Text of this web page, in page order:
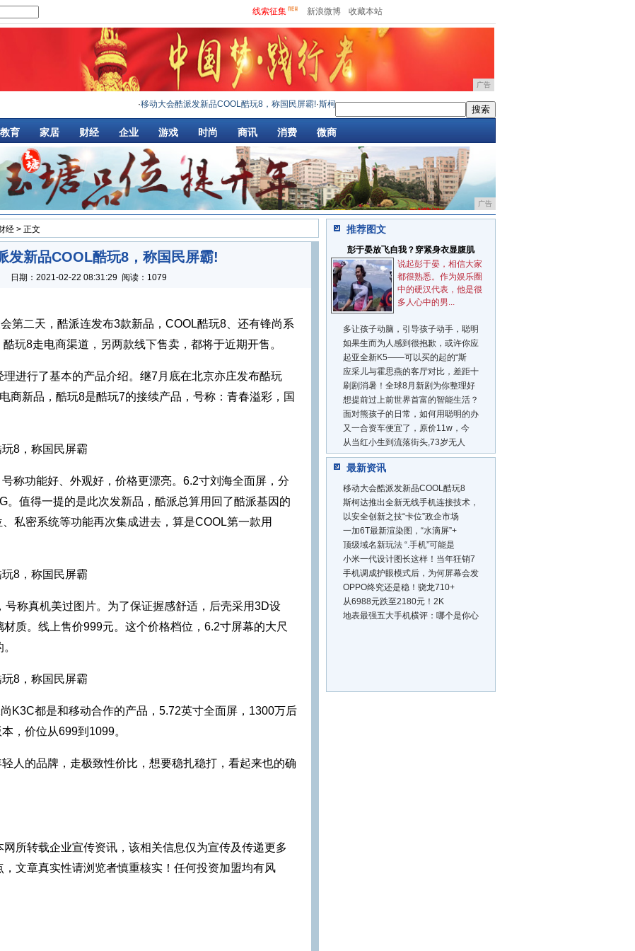
线索征集 新浪微博 收藏本站
广告
移动大会酷派发新品COOL酷玩8，称国民屏霸!·斯柯达推出全新无线手机连接技术，将率先应用在柯
教育 家居 财经 企业 游戏 时尚 商讯 消费 微商
广告
经 > 正文
发新品COOL酷玩8，称国民屏霸!
日期： 2021-02-22 08:31:29 阅读：1079
第二天，酷派连发布3款新品，COOL酷玩8、还有锋尚系
玩8走电商渠道，另两款线下售卖，都将于近期开售。
进行了基本的产品介绍。继7月底在北京亦庄发布酷玩
商新品，酷玩8是酷玩7的接续产品，号称：青春溢彩，国
称功能好、外观好，价格更漂亮。6.2寸刘海全面屏，分
。值得一提的是此次发新品，酷派总算用回了酷派基因的
私密系统等功能再次集成进去，算是COOL第一款用
号称真机美过图片。为了保证握感舒适，后壳采用3D设
质。线上售价999元。这个价格档位，6.2寸屏幕的大尺
K3C都是和移动合作的产品，5.72英寸全面屏，1300万后
，价位从699到1099。
人的品牌，走极致性价比，想要稳扎稳打，看起来也的确
网所转载企业宣传资讯，该相关信息仅为宣传及传递更多
文章真实性请浏览者慎重核实！任何投资加盟均有风
推荐图文
彭于晏放飞自我？穿紧身衣显腹肌
说起彭于晏，相信大家
都很熟悉。作为娱乐圈
中的硬汉代表，他是很
多人心中的男...
多让孩子动脑，引导孩子动手，聪明
如果生而为人感到很抱歉，或许你应
起亚全新K5——可以买的起的“斯
应采儿与霍思燕的客厅对比，差距十
刷剧消暑！全球8月新剧为你整理好
想提前过上前世界首富的智能生活？
面对熊孩子的日常，如何用聪明的办
又一合资车便宜了，原价11w，今
从当红小生到流落街头,73岁无人
最新资讯
移动大会酷派发新品COOL酷玩8
斯柯达推出全新无线手机连接技术，
以安全创新之技“卡位”政企市场
一加6T最新渲染图，“水滴屏”+
顶级域名新玩法 “.手机”可能是
小米一代设计图长这样！当年狂销7
手机调成护眼模式后，为何屏幕会发
OPPO终究还是稳！骁龙710+
从6988元跌至2180元！2K
地表最强五大手机横评：哪个是你心